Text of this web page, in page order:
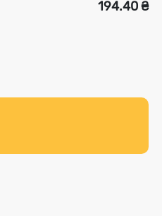
194.40 ₴